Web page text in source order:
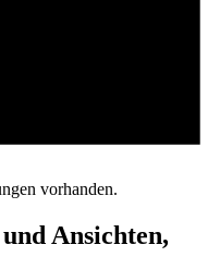
vorhanden.
Ansichten,